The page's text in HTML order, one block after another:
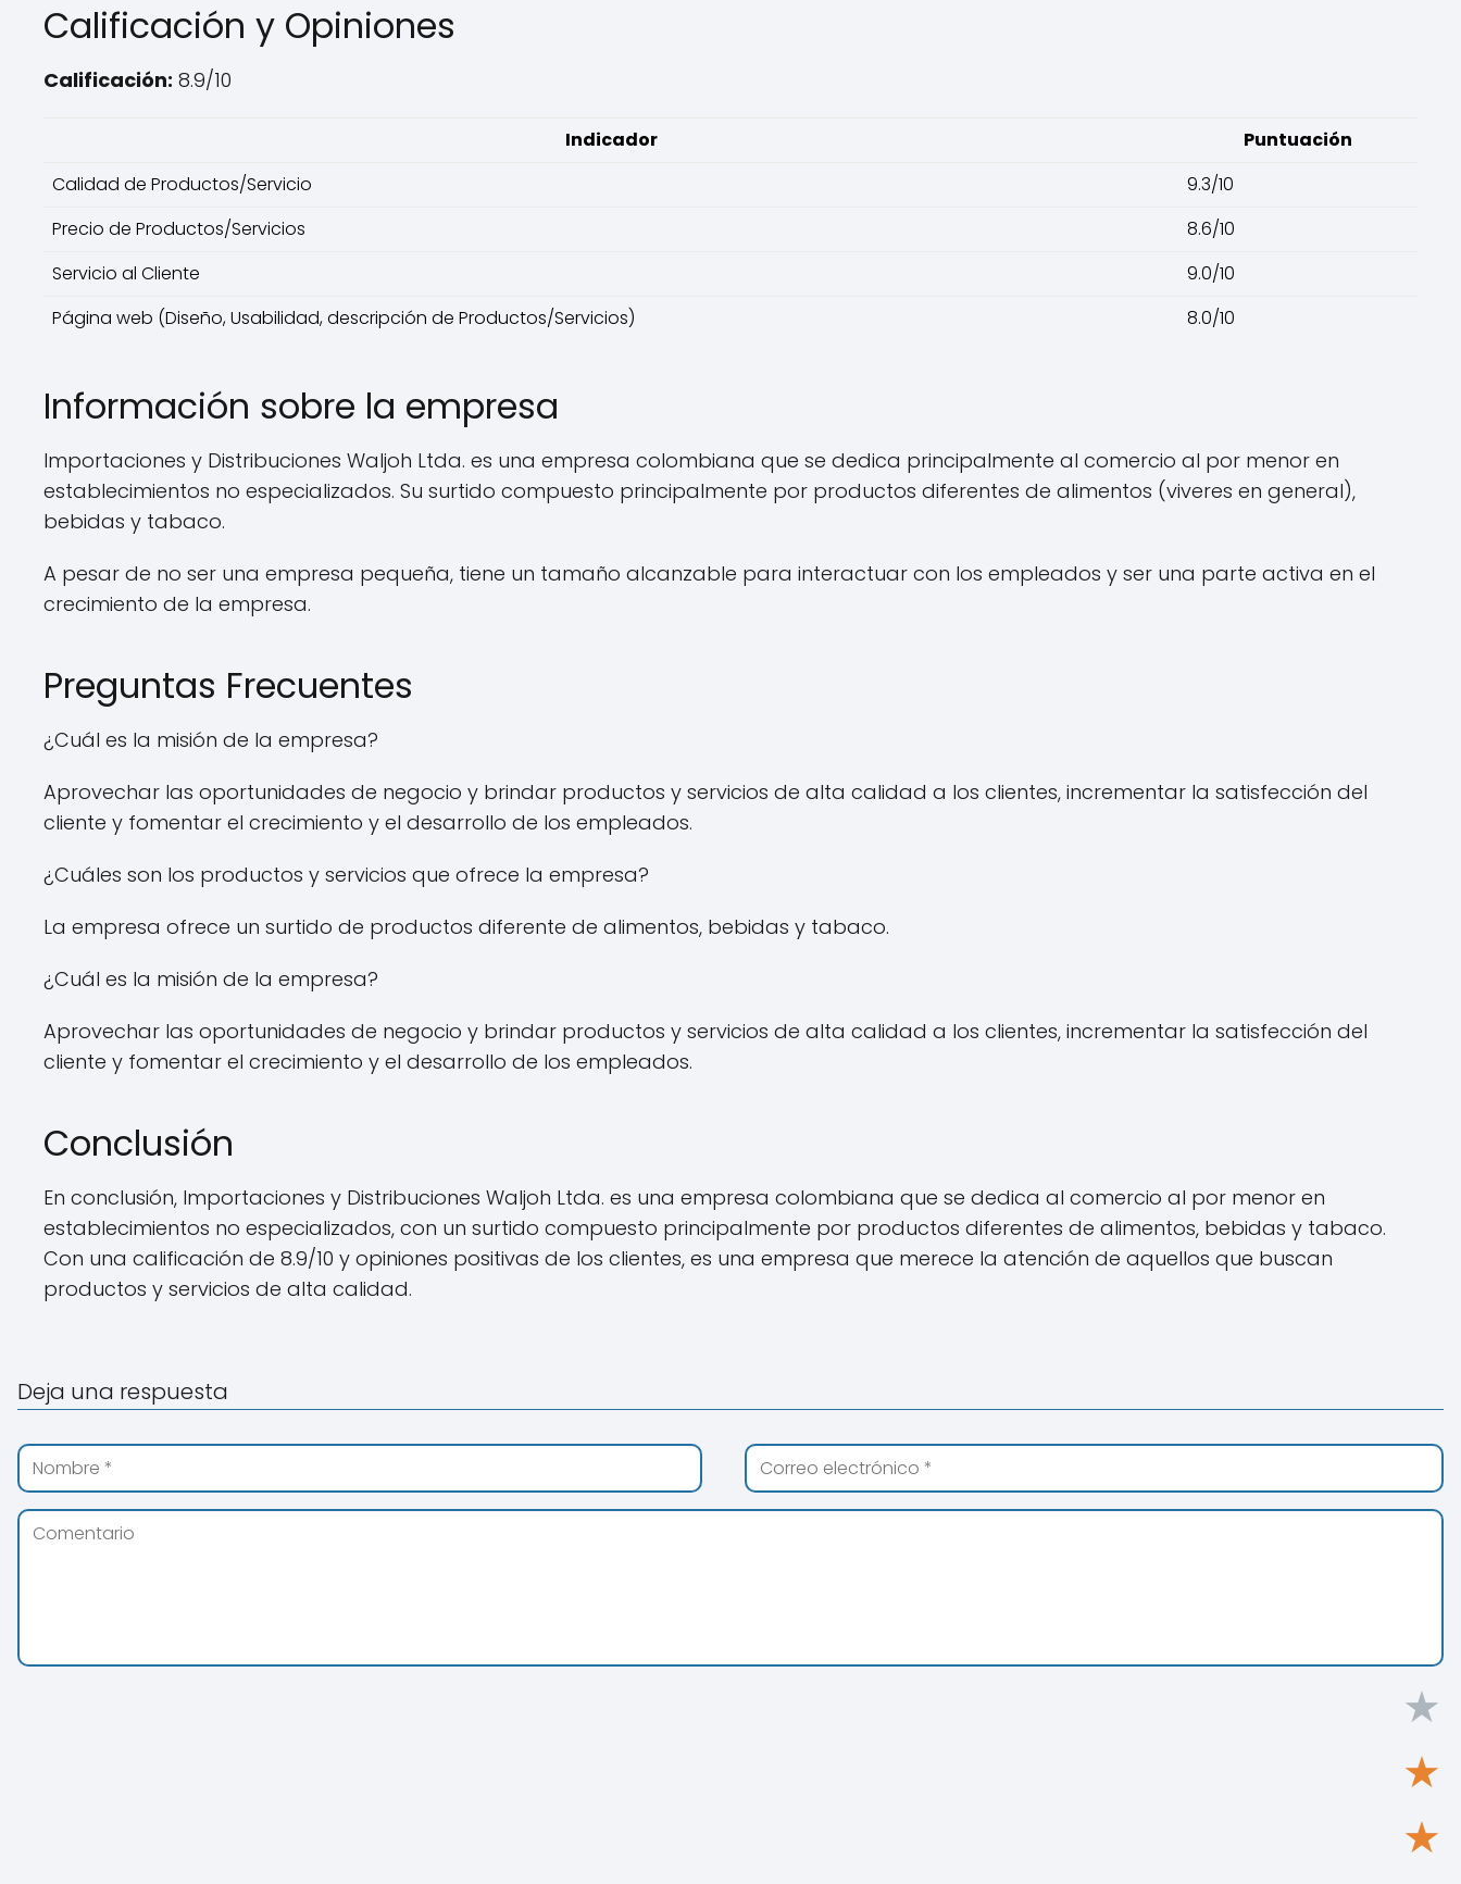
Calificación y Opiniones
Calificación: 8.9/10
Indicador
Puntuación
Calidad de Productos/Servicio
9.3/10
Precio de Productos/Servicios
8.6/10
Servicio al Cliente
9.0/10
Página web (Diseño, Usabilidad, descripción de Productos/Servicios)
8.0/10
Información sobre la empresa
Importaciones y Distribuciones Waljoh Ltda. es una empresa colombiana que se dedica principalmente al comercio al por menor en
establecimientos no especializados. Su surtido compuesto principalmente por productos diferentes de alimentos (viveres en general),
bebidas y tabaco.
A pesar de no ser una empresa pequeña, tiene un tamaño alcanzable para interactuar con los empleados y ser una parte activa en el
crecimiento de la empresa.
Preguntas Frecuentes
¿Cuál es la misión de la empresa?
Aprovechar las oportunidades de negocio y brindar productos y servicios de alta calidad a los clientes, incrementar la satisfección del
cliente y fomentar el crecimiento y el desarrollo de los empleados.
¿Cuáles son los productos y servicios que ofrece la empresa?
La empresa ofrece un surtido de productos diferente de alimentos, bebidas y tabaco.
¿Cuál es la misión de la empresa?
Aprovechar las oportunidades de negocio y brindar productos y servicios de alta calidad a los clientes, incrementar la satisfección del
cliente y fomentar el crecimiento y el desarrollo de los empleados.
Conclusión
En conclusión, Importaciones y Distribuciones Waljoh Ltda. es una empresa colombiana que se dedica al comercio al por menor en
establecimientos no especializados, con un surtido compuesto principalmente por productos diferentes de alimentos, bebidas y tabaco.
Con una calificación de 8.9/10 y opiniones positivas de los clientes, es una empresa que merece la atención de aquellos que buscan
productos y servicios de alta calidad.
Deja una respuesta
★
★
★